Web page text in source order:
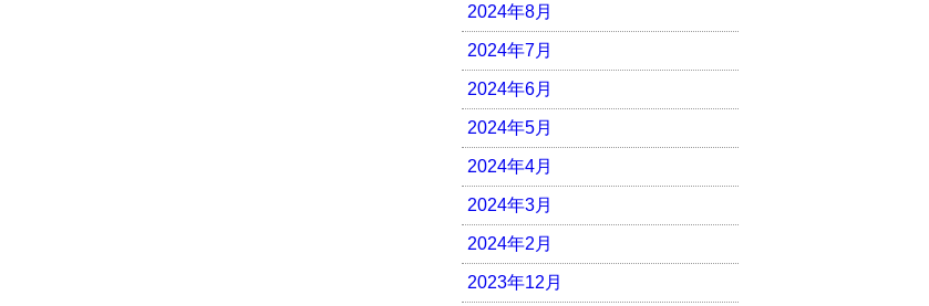
2024年8月
2024年7月
2024年6月
2024年5月
2024年4月
2024年3月
2024年2月
2023年12月